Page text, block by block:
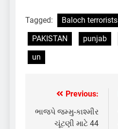
Tagged: Baloch terrorists
PAKISTAN
punjab
un
Post
navigation
Previous:
ભાજપે જમ્મુ-કાશ્મીર
ચૂંટણી માટે 44